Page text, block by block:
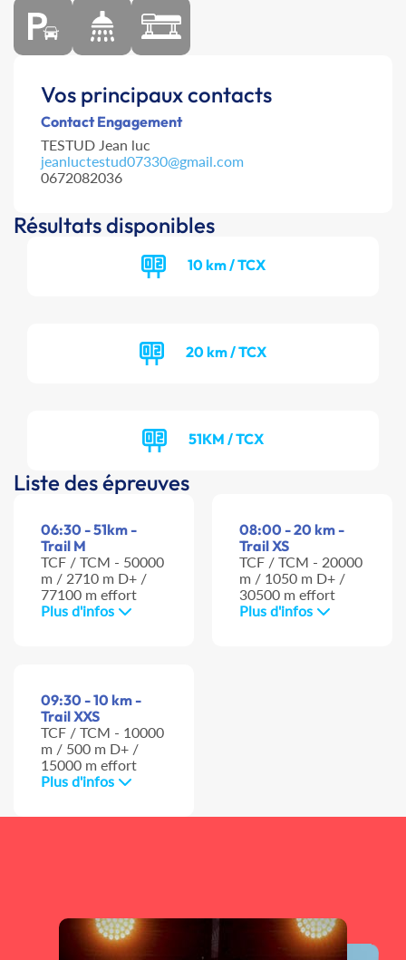
Vos principaux contacts
Contact Engagement
TESTUD Jean luc
jeanluctestud07330@gmail.com
0672082036
Résultats disponibles
10 km / TCX
20 km / TCX
51KM / TCX
Liste des épreuves
06:30 - 51km -
Trail M
TCF / TCM - 50000
m / 2710 m D+ /
77100 m effort
Plus d'infos
08:00 - 20 km -
Trail XS
TCF / TCM - 20000
m / 1050 m D+ /
30500 m effort
Plus d'infos
09:30 - 10 km -
Trail XXS
TCF / TCM - 10000
m / 500 m D+ /
15000 m effort
Plus d'infos